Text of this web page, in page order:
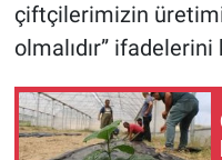
çiftçilerimizin
olmalıdır” ifadelerini